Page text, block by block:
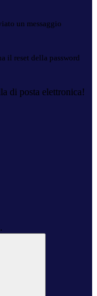
un messaggio
il reset della password
di posta elettronica!